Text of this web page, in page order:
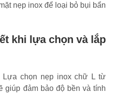
nẹp inox để loại bỏ bụi bẩn
khi lựa chọn và lắp
Lựa chọn nẹp inox chữ L từ
giúp đảm bảo độ bền và tính